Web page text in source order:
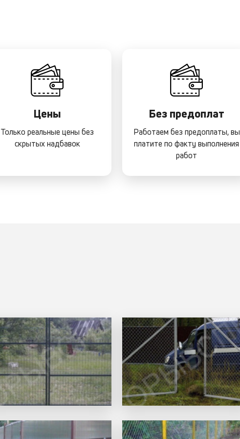
Цены
Только реальные цены без
скрытых надбавок
Без предоплат
Работаем без предоплаты, вы
платите по факту выполнения
работ